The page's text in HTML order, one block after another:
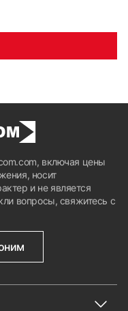
включая цены
носит
и не является
вопросы, свяжитесь с